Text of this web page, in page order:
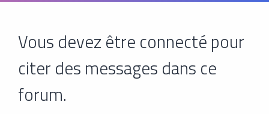
Vous devez être connecté pour
citer des messages dans ce
forum.